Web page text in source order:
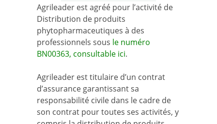
Agrileader est agréé pour l’activité de
Distribution de produits
phytopharmaceutiques à des
professionnels sous le numéro
BN00363, consultable ici.
Agrileader est titulaire d’un contrat
d’assurance garantissant sa
responsabilité civile dans le cadre de
son contrat pour toutes ses activités, y